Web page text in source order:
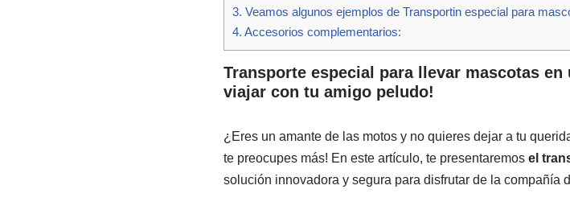
3. Veamos algunos ejemplos de Transportin especial para
4. Accesorios complementarios:
Transporte especial para llevar mascotas
viajar con tu amigo peludo!
¿Eres un amante de las motos y no quieres dejar a tu
te preocupes más! En este artículo, te presentaremosel
solución innovadora y segura para disfrutar de la compañía